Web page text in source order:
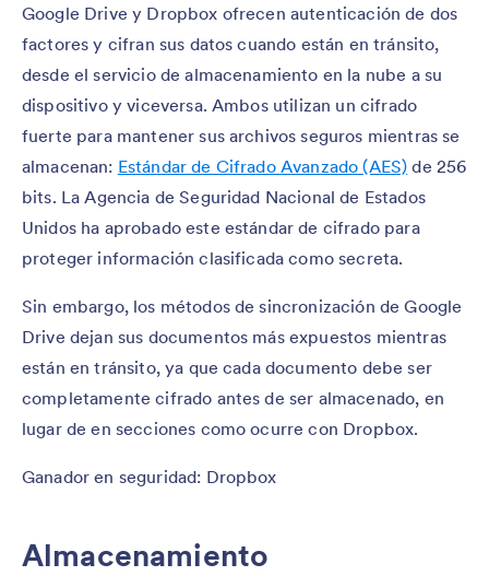
Google Drive y Dropbox ofrecen autenticación de dos
factores y cifran sus datos cuando están en tránsito,
desde el servicio de almacenamiento en la nube a su
dispositivo y viceversa. Ambos utilizan un cifrado
fuerte para mantener sus archivos seguros mientras se
almacenan: Estándar de Cifrado Avanzado (AES) de 256
bits. La Agencia de Seguridad Nacional de Estados
Unidos ha aprobado este estándar de cifrado para
proteger información clasificada como secreta.
Sin embargo, los métodos de sincronización de Google
Drive dejan sus documentos más expuestos mientras
están en tránsito, ya que cada documento debe ser
completamente cifrado antes de ser almacenado, en
lugar de en secciones como ocurre con Dropbox.
Ganador en seguridad: Dropbox
Almacenamiento